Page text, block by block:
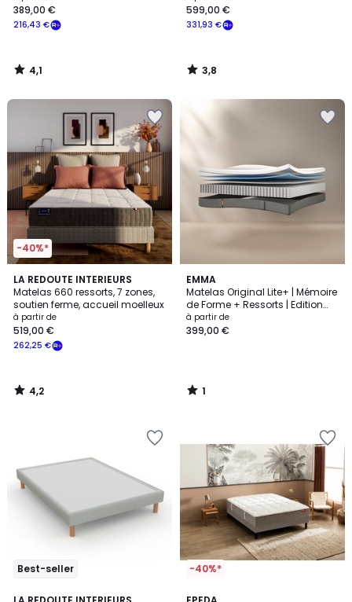
216,43 €
389,00 €
4,1
/
331,93 €
599,00 €
3,8
/
-40%*
LA REDOUTE INTERIEURS
Matelas 660 ressorts, 7 zones,
soutien ferme, accueil moelleux
à partir de
262,25 €
519,00 €
4,2
/ 5
4,2
/
EMMA
Matelas Original Lite+ | Mémoire
de Forme + Ressorts | Edition
2025
à partir de
399,00 €
1
/
5
1
/
Best-seller
4,4
-40%*
4,4